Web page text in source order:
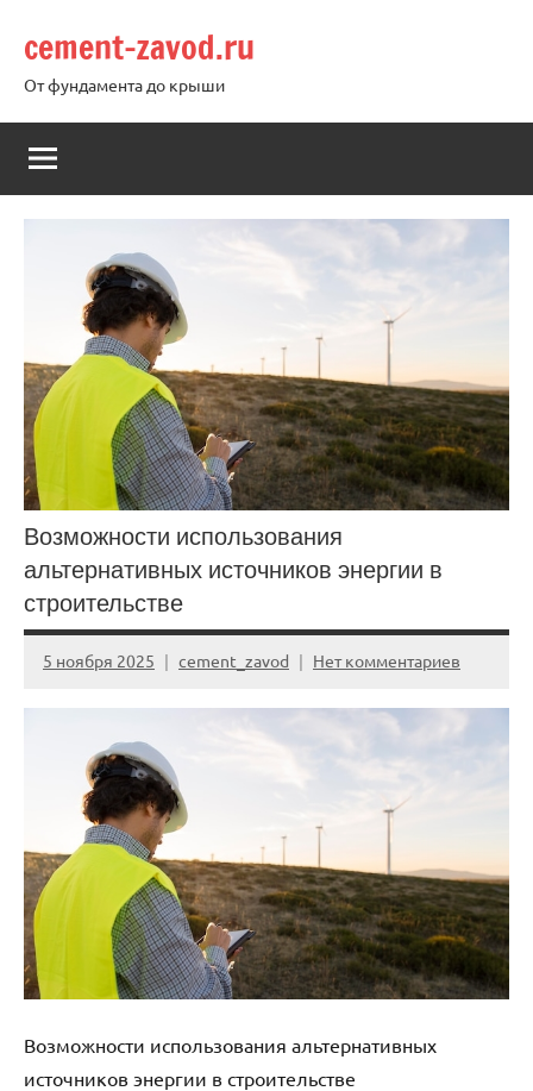
содержимому
cement-zavod.ru
От фундамента до крыши
Возможности использования
альтернативных источников энергии в
строительстве
5 ноября 2025 cement_zavod Нет комментариев
Возможности использования альтернативных
источников энергии в строительстве